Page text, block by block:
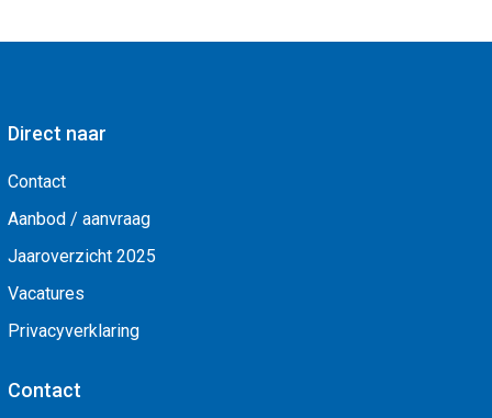
Direct naar
Contact
Aanbod / aanvraag
Jaaroverzicht 2025
Vacatures
Privacyverklaring
Contact